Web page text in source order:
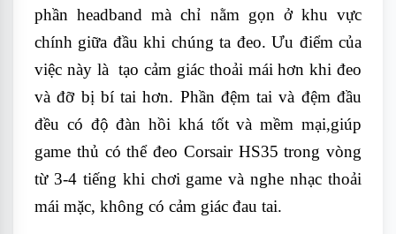
phần headband mà chỉ nằm gọn ở khu vực
chính giữa đầu khi chúng ta đeo. Ưu điểm của
việc này là tạo cảm giác thoải mái hơn khi đeo
và đỡ bị bí tai hơn. Phần đệm tai và đệm đầu
đều có độ đàn hồi khá tốt và mềm mại,giúp
game thủ có thể đeo Corsair HS35 trong vòng
từ 3-4 tiếng khi chơi game và nghe nhạc thoải
mái mặc, không có cảm giác đau tai.